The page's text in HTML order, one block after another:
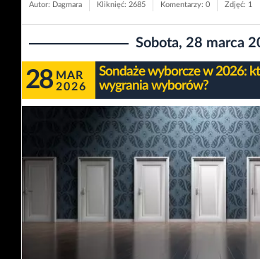
Autor: Dagmara Kliknięć: 2685 Komentarzy: 0 Zdjęć: 1
Sobota, 28 marca
28 MAR
2026
Sondaże wyborcze w 2026:
wygrania wyborów?